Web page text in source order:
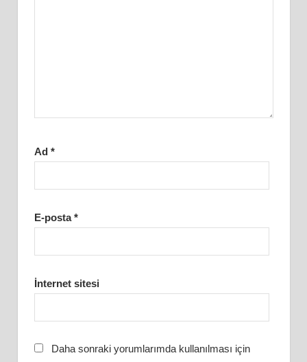
Ad *
E-posta*
İnternet sitesi
Daha sonraki yorumlarımda kullanılması için